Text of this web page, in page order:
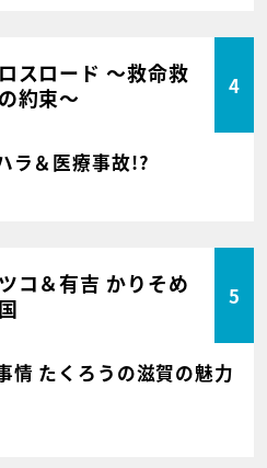
スロード ～救命救
約束～
4
ラ＆医療事故!?
コ＆有吉 かりそめ
5
情 たくろうの滋賀の魅力